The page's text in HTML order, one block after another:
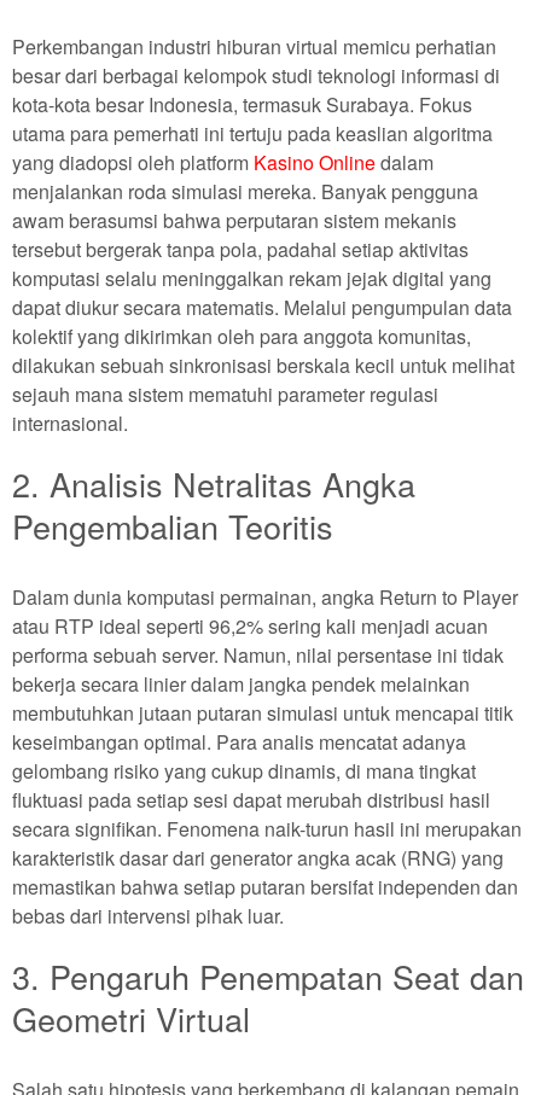
Perkembangan industri hiburan virtual memicu perhatian
besar dari berbagai kelompok studi teknologi informasi di
kota-kota besar Indonesia, termasuk Surabaya. Fokus
utama para pemerhati ini tertuju pada keaslian algoritma
yang diadopsi oleh platform Kasino Onlinedalam
menjalankan roda simulasi mereka. Banyak pengguna
awam berasumsi bahwa perputaran sistem mekanis
tersebut bergerak tanpa pola, padahal setiap aktivitas
komputasi selalu meninggalkan rekam jejak digital yang
dapat diukur secara matematis. Melalui pengumpulan data
kolektif yang dikirimkan oleh para anggota komunitas,
dilakukan sebuah sinkronisasi berskala kecil untuk melihat
sejauh mana sistem mematuhi parameter regulasi
internasional.
2. Analisis Netralitas Angka
Pengembalian Teoritis
Dalam dunia komputasi permainan, angka Return to Player
atau RTP ideal seperti 96,2% sering kali menjadi acuan
performa sebuah server. Namun, nilai persentase ini tidak
bekerja secara linier dalam jangka pendek melainkan
membutuhkan jutaan putaran simulasi untuk mencapai titik
keseimbangan optimal. Para analis mencatat adanya
gelombang risiko yang cukup dinamis, di mana tingkat
fluktuasi pada setiap sesi dapat merubah distribusi hasil
secara signifikan. Fenomena naik-turun hasil ini merupakan
karakteristik dasar dari generator angka acak (RNG) yang
memastikan bahwa setiap putaran bersifat independen dan
bebas dari intervensi pihak luar.
3. Pengaruh Penempatan Seat dan
Geometri Virtual